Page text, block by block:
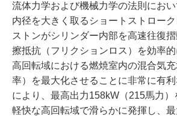
流体力学および機械力学の法則にお
内径を大きく取るショートストロー
ストンがシリンダー内部を高速往復
擦抵抗（フリクションロス）を効率的
高回転域における燃焼室内の混合気
率）を最大化させることに非常に有
により、最高出力158kW（215馬力）
軽快な高回転域で滑らかに発揮し、最